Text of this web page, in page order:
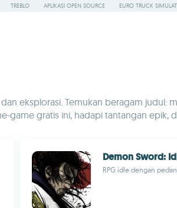
TREBLO APLIKASI OPEN SOURCE EURO TRUCK
eksplorasi. Temukan beragam judul:
gratis ini, hadapi tantangan epik,
Demon Sword:
RPG idle dengan